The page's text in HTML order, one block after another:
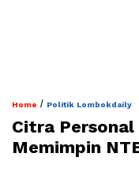
Home / Politik Lombokdaily
Citra Personal
Memimpin